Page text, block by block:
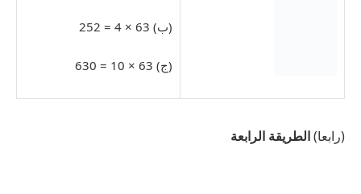
(ب) 63 × 4 = 252
(ج) 63 × 10 = 630
(رابعا)الطريقة الرابعة